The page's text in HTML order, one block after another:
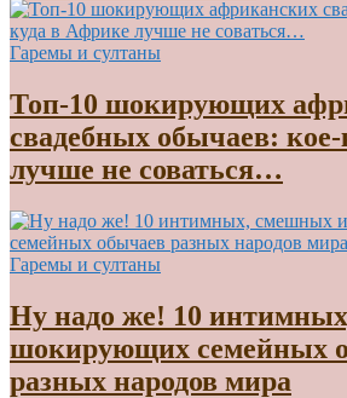
Гаремы и султаны
Топ-10 шокирующих
свадебных обычаев:
лучше не соваться…
Гаремы и султаны
Ну надо же! 10
шокирующих семейных
разных народов мира